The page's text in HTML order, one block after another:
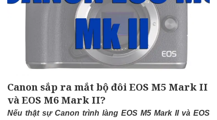
Canon sắp ra mắt bộ đôi EOS M5 Mark II
và EOS M6 Mark II?
Nếu thật sự Canon trình làng EOS M5 Mark II và EOS